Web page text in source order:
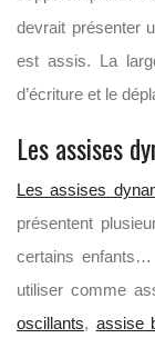
devrait présenter
est assis. La
d’écriture et le
Les assises
Les assises
présentent
certains
utiliser comme
oscillants, assise